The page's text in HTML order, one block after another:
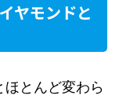
ヤモンドと
とんど変わら